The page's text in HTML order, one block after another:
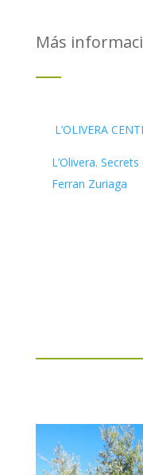
Más
L’OLIVERA
L’Olivera.
Ferran Zuriaga